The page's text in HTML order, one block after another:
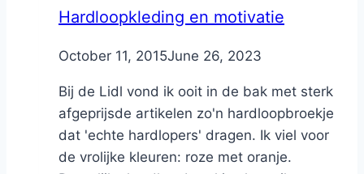
Hardloopkleding en motivatie
ByNicole
October 11, 2015June 26, 2023
Bij de Lidl vond ik ooit in de bak met sterk
afgeprijsde artikelen zo'n hardloopbroekje
dat 'echte hardlopers' dragen. Ik viel voor
de vrolijke kleuren: roze met oranje.